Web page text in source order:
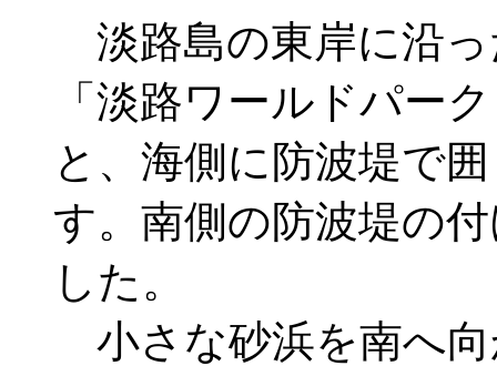
淡路島の東岸に沿っ
「淡路ワールドパー
と、海側に防波堤で
す。南側の防波堤の
した。
小さな砂浜を南へ